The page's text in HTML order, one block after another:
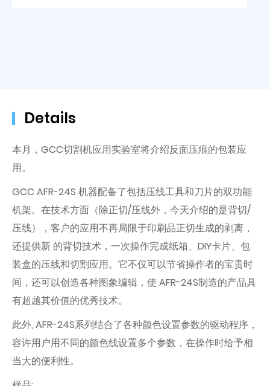
Details
本月，GCC切割机应用实验室将介绍反面压痕的包装应
用。
GCC AFR-24S 机器配备了包括压线工具和刀片的双功能
机架。在技术方面（除正切/压线外，今天介绍的是背切/
压线），客户的应用不再局限于印刷品正切生成的剥离，
还提供新 的背切技术，一次操作完成纸箱、DIY卡片、包
装盒的压线和切割应用。它不仅可以节省操作者的宝贵时
间，还可以创造各种图象编辑，使 AFR-24S制造的产品具
有超越其价值的优秀技术。
此外, AFR-24S系列结合了各种颜色设置参数的驱动程序，
容许用户用不同的颜色线设置多个参数，在操作时给予相
当大的便利性。